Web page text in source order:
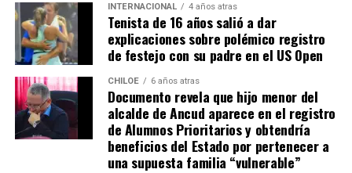
INTERNACIONAL 4 años atras
Tenista de 16 años salió a dar
explicaciones sobre polémico registro
de festejo con su padre en el US Open
CHILOE 6 años atras
Documento revela que hijo menor del
alcalde de Ancud aparece en el registro
de Alumnos Prioritarios y obtendría
beneficios del Estado por pertenecer a
una supuesta familia “vulnerable”